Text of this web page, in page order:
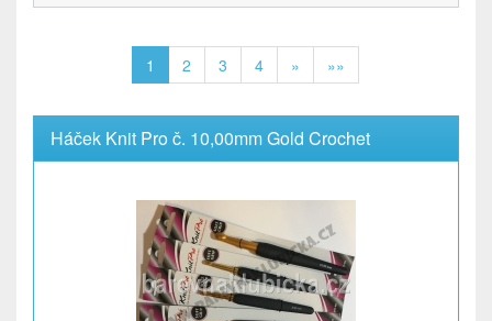
1 2 3 4 » »»
Háček Knit Pro č. 10,00mm Gold Crochet